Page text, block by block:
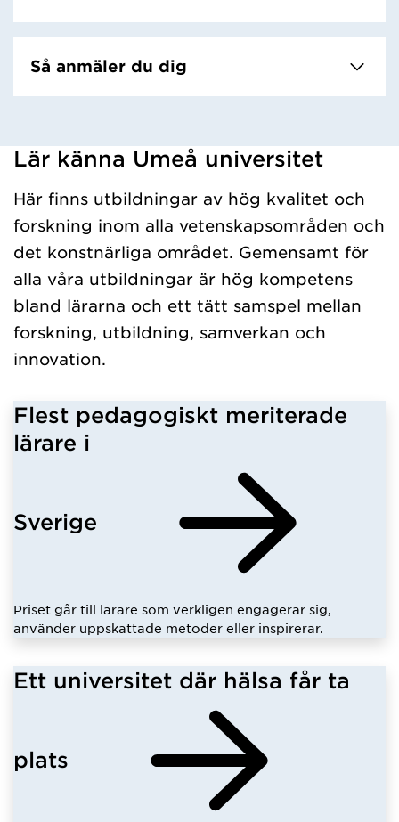
Så anmäler du dig
Har hämtat kursochkurspaket.
Lär känna Umeå universitet
Här finns utbildningar av hög kvalitet och
forskning inom alla vetenskapsområden och
det konstnärliga området. Gemensamt för
alla våra utbildningar är hög kompetens
bland lärarna och ett tätt samspel mellan
forskning, utbildning, samverkan och
innovation.
Flest pedagogiskt meriterade
lärare i
Sverige
Priset går till lärare som verkligen engagerar sig,
använder uppskattade metoder eller inspirerar.
Ett universitet där hälsa får ta
plats